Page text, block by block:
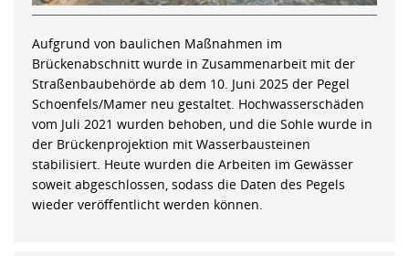
Aufgrund von baulichen Maßnahmen im
Brückenabschnitt wurde in Zusammenarbeit mit der
Straßenbaubehörde ab dem 10. Juni 2025 der Pegel
Schoenfels/Mamer neu gestaltet. Hochwasserschäden
vom Juli 2021 wurden behoben, und die Sohle wurde in
der Brückenprojektion mit Wasserbausteinen
stabilisiert. Heute wurden die Arbeiten im Gewässer
soweit abgeschlossen, sodass die Daten des Pegels
wieder veröffentlicht werden können.